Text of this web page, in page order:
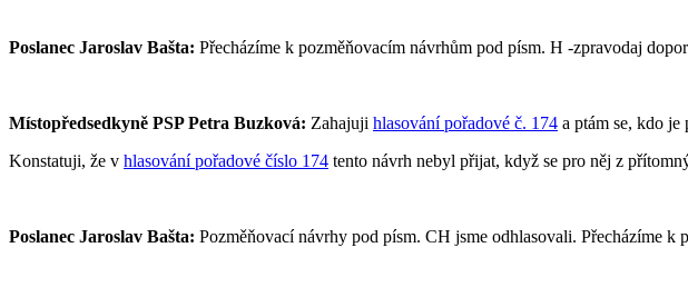
Poslanec Jaroslav Bašta: Přecházíme k pozměňovacím návrhům pod písm. H -zpravodaj
Místopředsedkyně PSP Petra Buzková: Zahajuji hlasování pořadové č. 174 a ptám se, kdo
Konstatuji, že v hlasování pořadové číslo 174 tento návrh nebyl přijat, když se pro něj z
Poslanec Jaroslav Bašta: Pozměňovací návrhy pod písm. CH jsme odhlasovali. Přecházíme